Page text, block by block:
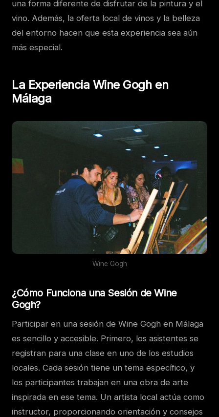
una forma diferente de disfrutar de la pintura y el
vino. Además, la oferta local de vinos y la belleza
del entorno hacen que esta experiencia sea aún
más especial.
La Experiencia Wine Gogh en
Málaga
Wine Gogh
¿Cómo Funciona una Sesión de Wine
Gogh?
Participar en una sesión de Wine Gogh en Málaga
es sencillo y accesible. Primero, los asistentes se
registran para una clase en uno de los estudios
locales. Cada sesión tiene un tema específico, y
los participantes trabajan en una obra de arte
inspirada en ese tema. Un artista local actúa como
instructor, proporcionando orientación y consejos